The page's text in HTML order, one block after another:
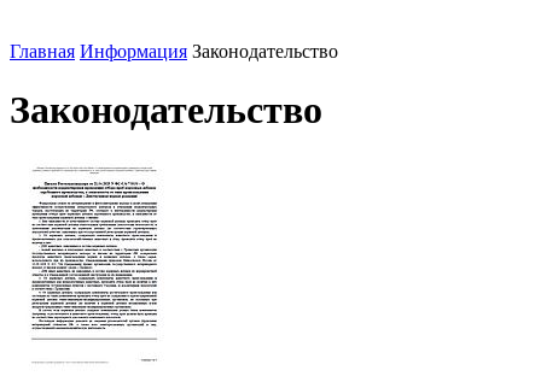
Главная Информация Законодательство
Законодательство